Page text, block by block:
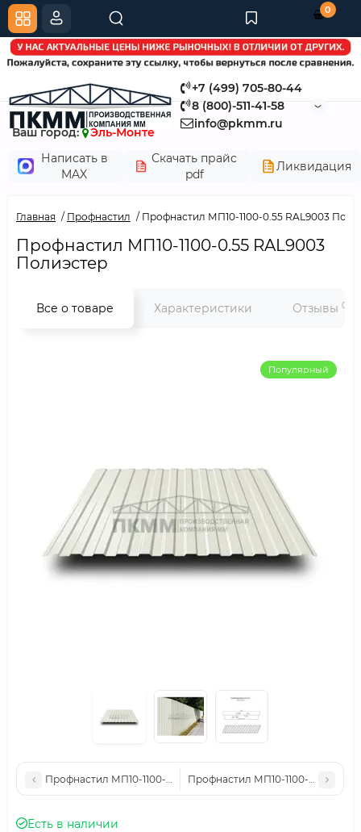
+7 (499) 705-80-44
8 (800)-511-41-58
info@pkmm.ru
Ваш город:
Эль-Монте
Написать в
MAX
Скачать прайс
pdf
Ликвидация
0
Главная Профнастил Профнастил МП10-1100-0.55 RAL9003
Профнастил МП10-1100-0.55 RAL9003
Полиэстер
Все о товаре Характеристики Отзывы 0
Популярный
Профнастил МП10-1100-0.45 RAL9003 Полиэстер
Профнастил МП10-1100-0.6
Есть в наличии